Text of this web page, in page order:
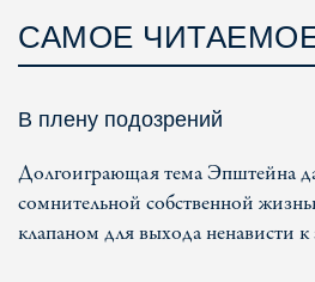
САМОЕ
В плену подозрений
Долгоиграющая тема Эпштейна
сомнительной собственной
клапаном для выхода ненависти к